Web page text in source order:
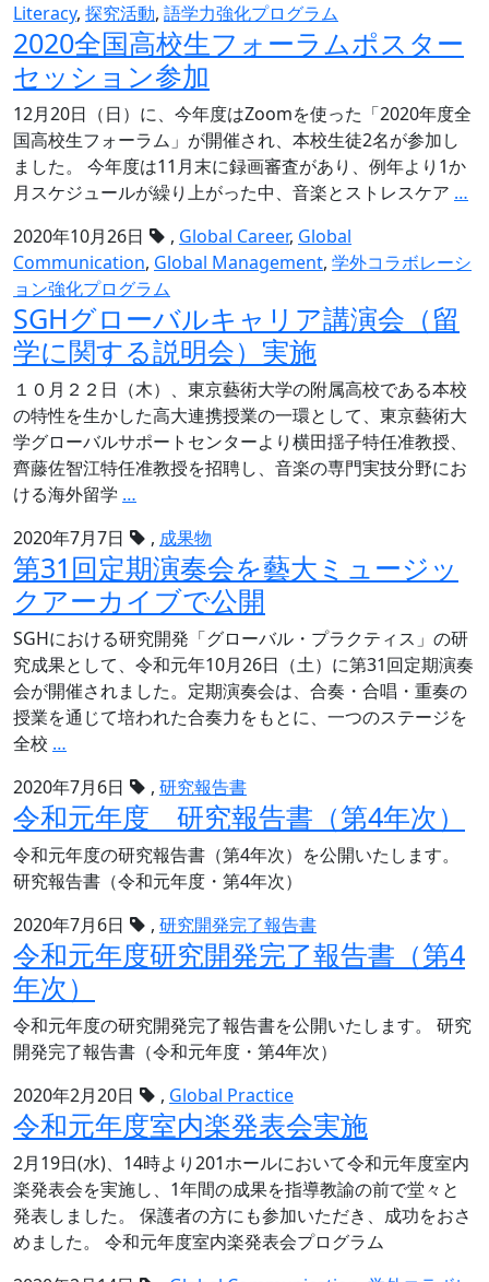
Literacy, 探究活動, 語学力強化プログラム
2020全国高校生フォーラムポスター
セッション参加
12月20日（日）に、今年度はZoomを使った「2020年度全
国高校生フォーラム」が開催され、本校生徒2名が参加し
ました。 今年度は11月末に録画審査があり、例年より1か
月スケジュールが繰り上がった中、音楽とストレスケア …
高
シ
ョ
2020年10月26日 , Global Career, Global
Communication, Global Management, 学外コラボレーシ
ョン強化プログラム
SGHグローバルキャリア講演会（留
学に関する説明会）実施
１０月２２日（木）、東京藝術大学の附属高校である本校
の特性を生かした高大連携授業の一環として、東京藝術大
学グローバルサポートセンターより横田揺子特任准教授、
齊藤佐智江特任准教授を招聘し、音楽の専門実技分野にお
ける海外留学 …
ロ
ー
バ
ル
キ
ャ
リ
ア
演
会
（留
学
に
関
す
る
明
会）
施
2020年7月7日 , 成果物
第31回定期演奏会を藝大ミュージッ
クアーカイブで公開
SGHにおける研究開発「グローバル・プラクティス」の研
究成果として、令和元年10月26日（土）に第31回定期演奏
会が開催されました。定期演奏会は、合奏・合唱・重奏の
授業を通じて培われた合奏力をもとに、一つのステージを
全校 …
回
定
期
演
会
を
藝
大
ミ
ュ
ー
ジ
ッ
ク
ア
ー
カ
2020年7月6日 , 研究報告書
令和元年度 研究報告書（第4年次）
令和元年度の研究報告書（第4年次）を公開いたします。
研究報告書（令和元年度・第4年次）
2020年7月6日
, 研究開発完了報告書
令和元年度研究開発完了報告書（第4
年次）
令和元年度の研究開発完了報告書を公開いたします。 研究
開発完了報告書（令和元年度・第4年次）
2020年2月20日
, Global Practice
令和元年度室内楽発表会実施
2月19日(水)、14時より201ホールにおいて令和元年度室内
楽発表会を実施し、1年間の成果を指導教諭の前で堂々と
発表しました。 保護者の方にも参加いただき、成功をおさ
めました。 令和元年度室内楽発表会プログラム